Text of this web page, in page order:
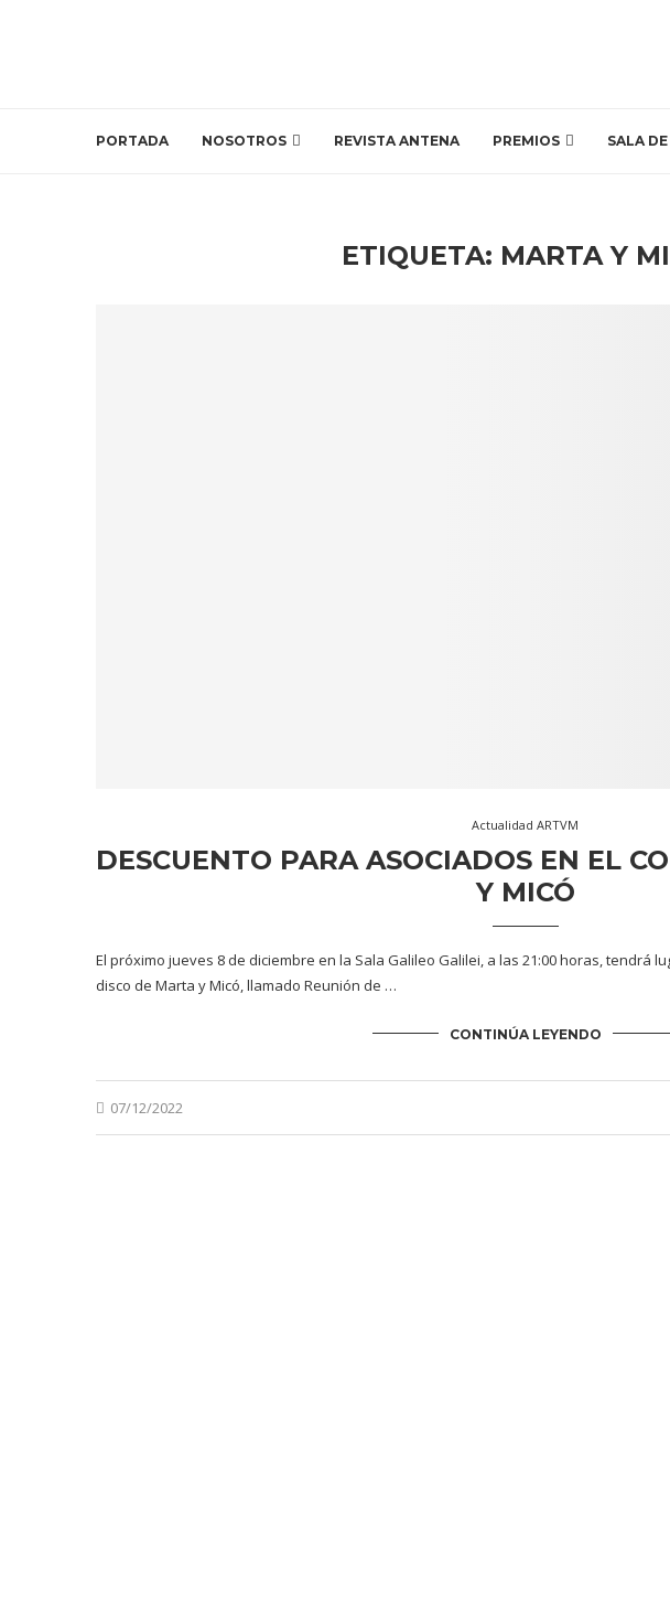
PORTADA NOSOTROS REVISTA ANTENA PREMIOS SALA
ETIQUETA: MARTA Y
Actualidad ARTVM
DESCUENTO PARA ASOCIADOS EN EL
Y MICÓ
El próximo jueves 8 de diciembre en la Sala Galileo Galilei, a las 21:00 horas, tendrá
disco de Marta y Micó, llamado Reunión de …
CONTINÚA LEYENDO
07/12/2022